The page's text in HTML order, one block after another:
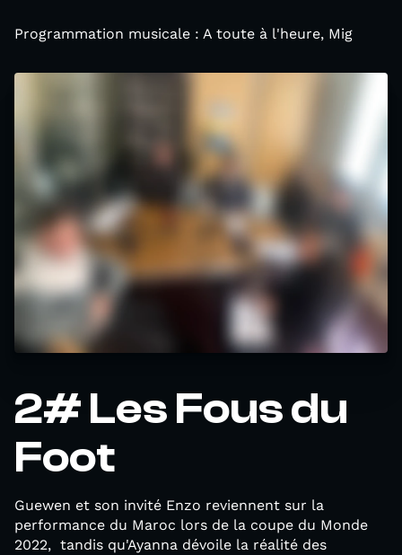
Programmation musicale : A toute à l'heure, Mig
2# Les Fous du
Foot
Guewen et son invité Enzo reviennent sur la
performance du Maroc lors de la coupe du Monde
2022, tandis qu'Ayanna dévoile la réalité des